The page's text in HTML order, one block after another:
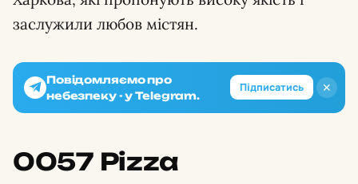
заслужили любов містян.
✕
Повідомляємо про
небезпеку - у Telegram.
Підписатись
0057 Pizza